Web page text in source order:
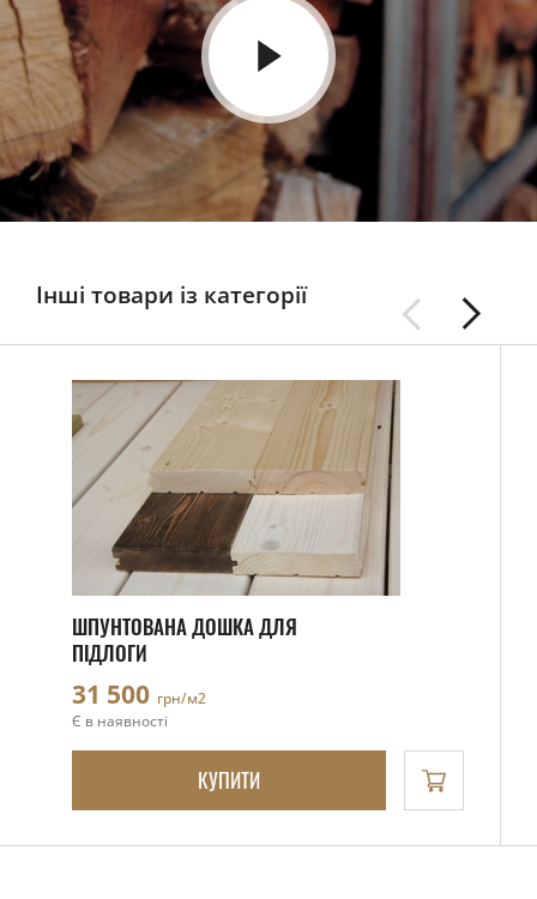
Інші товари із категорії
ШПУНТОВАНА ДОШКА ДЛЯ
ПІДЛОГИ
31 500 грн/м2
Є в наявності
КУПИТИ